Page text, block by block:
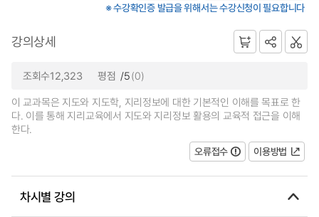
※ 수강확인증 발급을 위해서는 수강신청이 필요합니다
강의상세
조회수12,323 평점 /5(0)
이 교과목은 지도와 지도학, 지리정보에 대한 기본적인 이해를 목표로 한
다. 이를 통해 지리교육에서 지도와 지리정보 활용의 교육적 접근을 이해
한다.
오류접수
이용방법
차시별 강의